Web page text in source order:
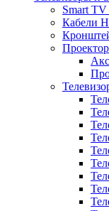
Smart TV
Кабели